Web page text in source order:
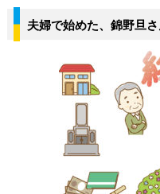
夫婦で始めた、錦野旦